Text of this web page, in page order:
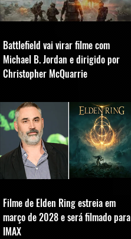
Battlefield vai virar filme com
Michael B. Jordan e dirigido por
Christopher McQuarrie
Filme de Elden Ring estreia em
março de 2028 e será filmado para
IMAX